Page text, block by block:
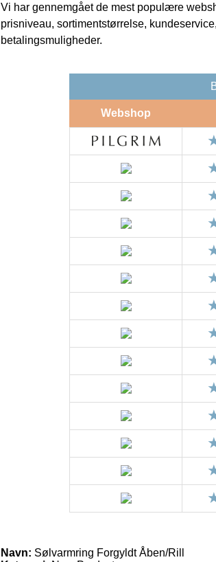
Vi har gennemgået de mest populære
prisniveau, sortimentstørrelse,
betalingsmuligheder.
Webshop
Navn: Sølvarmring Forgyldt Åben/Rill